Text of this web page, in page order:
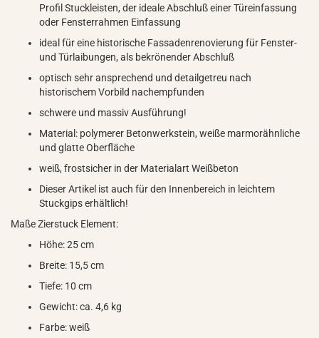
Profil Stuckleisten, der ideale Abschluß einer Türeinfassung
oder Fensterrahmen Einfassung
ideal für eine historische Fassadenrenovierung für Fenster-
und Türlaibungen, als bekrönender Abschluß
optisch sehr ansprechend und detailgetreu nach
historischem Vorbild nachempfunden
schwere und massiv Ausführung!
Material: polymerer Betonwerkstein, weiße marmorähnliche
und glatte Oberfläche
weiß, frostsicher in der Materialart Weißbeton
Dieser Artikel ist auch für den Innenbereich in leichtem
Stuckgips erhältlich!
Maße Zierstuck Element:
Höhe: 25 cm
Breite: 15,5 cm
Tiefe: 10 cm
Gewicht: ca. 4,6 kg
Farbe: weiß